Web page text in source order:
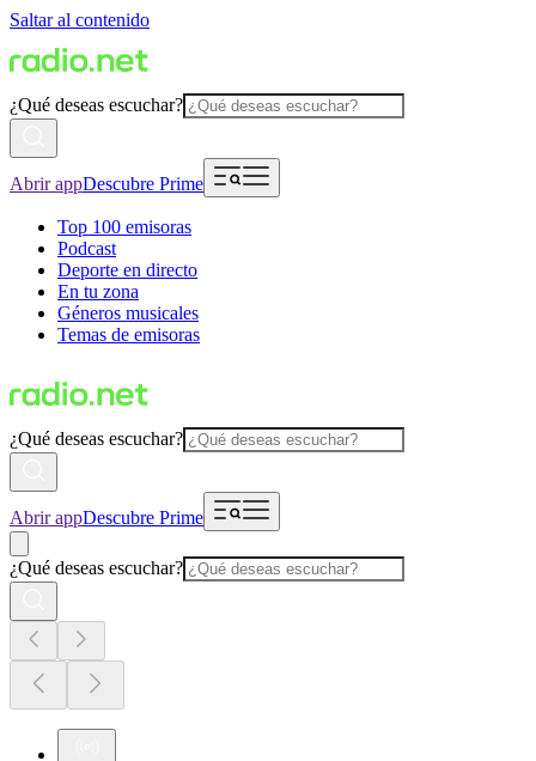
Saltar al contenido
¿Qué deseas escuchar?
Abrir appDescubre Prime
Top 100 emisoras
Podcast
Deporte en directo
En tu zona
Géneros musicales
Temas de emisoras
¿Qué deseas escuchar?
Abrir appDescubre Prime
¿Qué deseas escuchar?